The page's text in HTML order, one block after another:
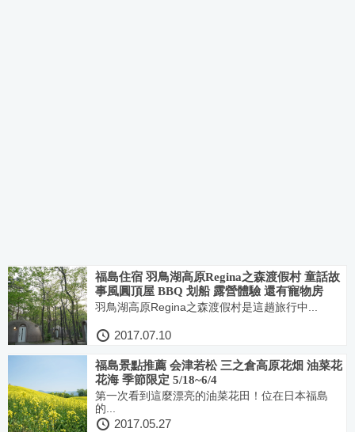
福島住宿 羽鳥湖高原Regina之森渡假村 童話故
事風圓頂屋 BBQ 划船 露營體驗 還有寵物房
羽鳥湖高原Regina之森渡假村是這趟旅行中...
2017.07.10
福島景點推薦 会津若松 三之倉高原花畑 油菜花
花海 季節限定 5/18~6/4
第一次看到這麼漂亮的油菜花田！位在日本福島
的...
2017.05.27